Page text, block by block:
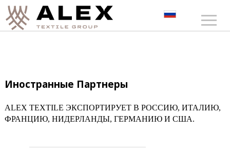
Иностранные Партнеры
ALEX TEXTILE ЭКСПОРТИРУЕТ В РОССИЮ, ИТАЛИЮ,
ФРАНЦИЮ, НИДЕРЛАНДЫ, ГЕРМАНИЮ И США.